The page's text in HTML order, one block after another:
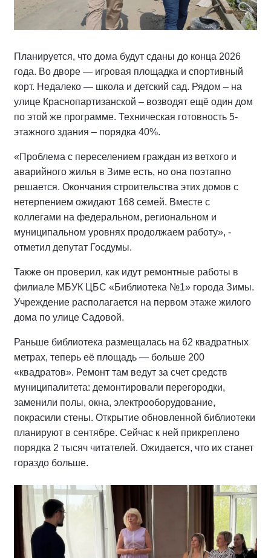
Планируется, что дома будут сданы до конца 2026
года. Во дворе — игровая площадка и спортивный
корт. Недалеко — школа и детский сад. Рядом – на
улице Краснопартизанской – возводят ещё один дом
по этой же программе. Техническая готовность 5-
этажного здания – порядка 40%.
«Проблема с переселением граждан из ветхого и
аварийного жилья в Зиме есть, но она поэтапно
решается. Окончания строительства этих домов с
нетерпением ожидают 168 семей. Вместе с
коллегами на федеральном, региональном и
муниципальном уровнях продолжаем работу», -
отметил депутат Госдумы.
Также он проверил, как идут ремонтные работы в
филиале МБУК ЦБС «Библиотека №1» города Зимы.
Учреждение располагается на первом этаже жилого
дома по улице Садовой.
Раньше библиотека размещалась на 62 квадратных
метрах, теперь её площадь — больше 200
«квадратов». Ремонт там ведут за счет средств
муниципалитета: демонтировали перегородки,
заменили полы, окна, электрооборудование,
покрасили стены. Открытие обновленной библиотеки
планируют в сентябре. Сейчас к ней прикреплено
порядка 2 тысяч читателей. Ожидается, что их станет
гораздо больше.